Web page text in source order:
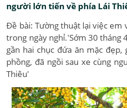
người lớn tiến về phía Lái
Đề bài: Tường thuật lại việc em
trong ngày nghỉ.'Sớm 30 tháng
gần hai chục đứa ăn mặc đẹp,
phồng, đã ngồi sau xe cùng
Thiêu'